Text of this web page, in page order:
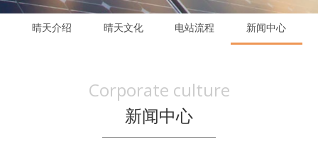
晴天介绍 晴天文化 电站流程 新闻中心
Corporate culture
新闻中心